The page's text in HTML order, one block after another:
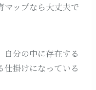
マップなら大丈夫で
分の中に存在する
掛けになっている